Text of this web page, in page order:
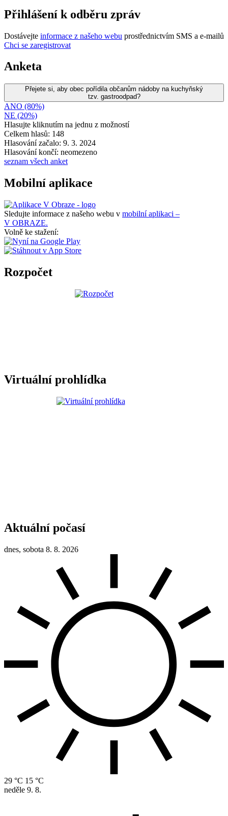
Přihlášení k odběru zpráv
Dostávejte informace z našeho webu prostřednictvím SMS a e-mailů
Chci se zaregistrovat
Anketa
Přejete si, aby obec pořídila občanům nádoby na kuchyňský
tzv. gastroodpad?
ANO (80%)
NE (20%)
Hlasujte kliknutím na jednu z možností
Celkem hlasů: 148
Hlasování začalo: 9. 3. 2024
Hlasování končí: neomezeno
seznam všech anket
Mobilní aplikace
Sledujte informace z našeho webu v mobilní aplikaci –
V OBRAZE.
Volně ke stažení:
Rozpočet
Virtuální prohlídka
Aktuální počasí
dnes, sobota 8. 8. 2026
29 °C 15 °C
neděle 9. 8.